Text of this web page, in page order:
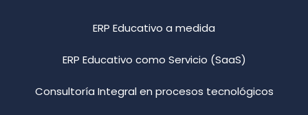
ERP Educativo a medida
ERP Educativo como Servicio (SaaS)
Consultoría Integral en procesos tecnológicos